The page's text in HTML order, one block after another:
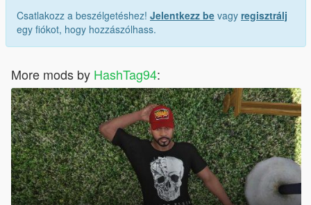
Csatlakozz a beszélgetéshez! Jelentkezz be vagy regisztrálj
egy fiókot, hogy hozzászólhass.
More mods by HashTag94: